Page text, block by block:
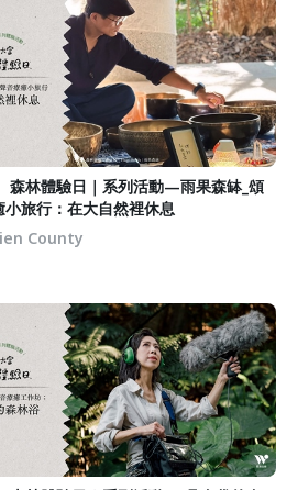
森林體驗日｜系列活動—雨果森缽_頌
小旅行：在大自然裡休息
County